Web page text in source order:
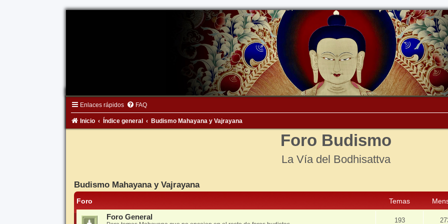
Enlaces rápidos FAQ
Inicio Índice general Budismo Mahayana y Vajrayana
Foro Budismo
La Vía del Bodhisattva
Budismo Mahayana y Vajrayana
Foro Temas
Foro General
193